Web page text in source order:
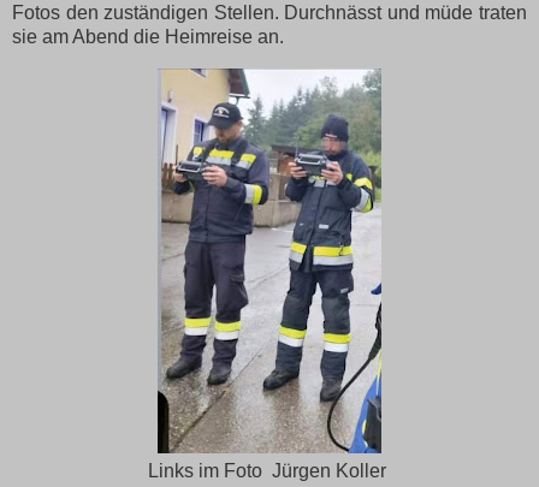
Fotos den zuständigen Stellen. Durchnässt und müde traten
sie am Abend die Heimreise an.
Links im Foto Jürgen Koller